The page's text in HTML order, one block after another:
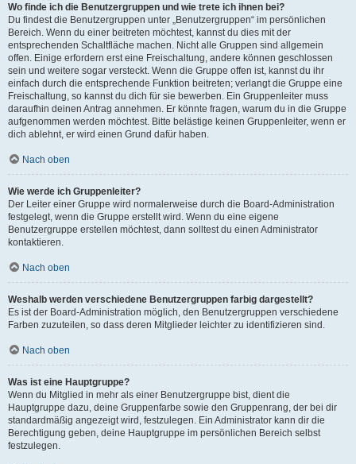
Wo finde ich die Benutzergruppen und wie trete ich ihnen bei?
Du findest die Benutzergruppen unter „Benutzergruppen“ im persönlichen
Bereich. Wenn du einer beitreten möchtest, kannst du dies mit der
entsprechenden Schaltfläche machen. Nicht alle Gruppen sind allgemein
offen. Einige erfordern erst eine Freischaltung, andere können geschlossen
sein und weitere sogar versteckt. Wenn die Gruppe offen ist, kannst du ihr
einfach durch die entsprechende Funktion beitreten; verlangt die Gruppe eine
Freischaltung, so kannst du dich für sie bewerben. Ein Gruppenleiter muss
daraufhin deinen Antrag annehmen. Er könnte fragen, warum du in die Gruppe
aufgenommen werden möchtest. Bitte belästige keinen Gruppenleiter, wenn er
dich ablehnt, er wird einen Grund dafür haben.
Nach oben
Wie werde ich Gruppenleiter?
Der Leiter einer Gruppe wird normalerweise durch die Board-Administration
festgelegt, wenn die Gruppe erstellt wird. Wenn du eine eigene
Benutzergruppe erstellen möchtest, dann solltest du einen Administrator
kontaktieren.
Nach oben
Weshalb werden verschiedene Benutzergruppen farbig dargestellt?
Es ist der Board-Administration möglich, den Benutzergruppen verschiedene
Farben zuzuteilen, so dass deren Mitglieder leichter zu identifizieren sind.
Nach oben
Was ist eine Hauptgruppe?
Wenn du Mitglied in mehr als einer Benutzergruppe bist, dient die
Hauptgruppe dazu, deine Gruppenfarbe sowie den Gruppenrang, der bei dir
standardmäßig angezeigt wird, festzulegen. Ein Administrator kann dir die
Berechtigung geben, deine Hauptgruppe im persönlichen Bereich selbst
festzulegen.